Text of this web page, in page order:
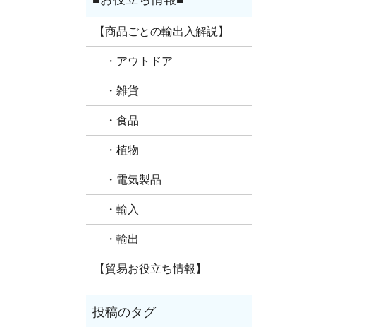
【商品ごとの輸出入解説】
・アウトドア
・雑貨
・食品
・植物
・電気製品
・輸入
・輸出
【貿易お役立ち情報】